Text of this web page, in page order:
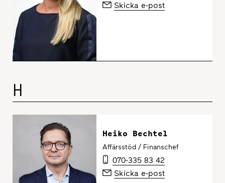
Skicka e-post
H
Heiko Bechtel
Affärsstöd / Finanschef
070-335 83 42
Skicka e-post